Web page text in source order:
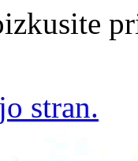
stran.